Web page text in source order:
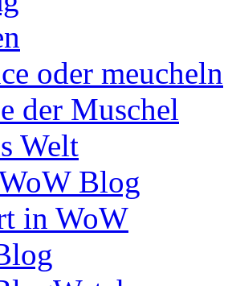
oder meucheln
der Muschel
Welt
Blog
in WoW